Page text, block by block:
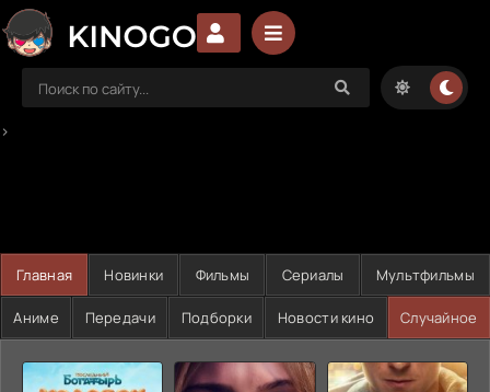
>
Главная Новинки Фильмы Сериалы Мультфильмы
Аниме Передачи Подборки Новости кино Случайное